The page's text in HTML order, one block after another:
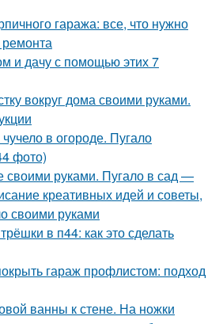
гаража: все, что нужно
и дачу с помощью этих 7
вокруг дома своими руками.
в огороде. Пугало
фото)
своими руками. Пугало в сад —
креативных идей и советы,
своими руками
в п44: как это сделать
гараж профлистом: подход
ванны к стене. На ножки